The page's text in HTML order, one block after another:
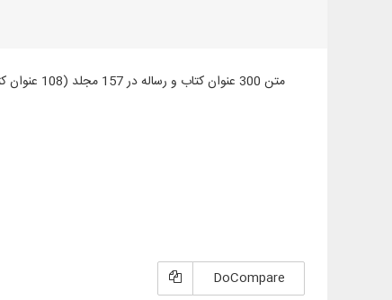
DoCompare